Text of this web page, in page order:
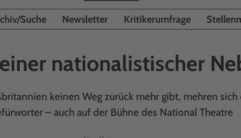
Suche Newsletter Kritikerumfrage
nationalistischer
keinen Weg zurück mehr gibt, mehren
– auch auf der Bühne des National Theatre